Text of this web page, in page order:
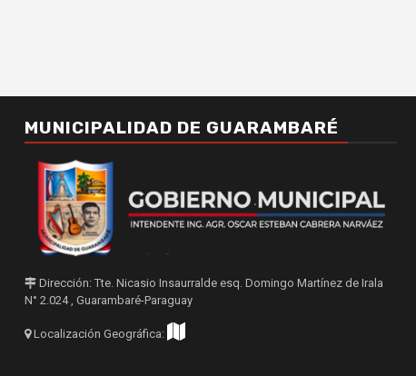
MUNICIPALIDAD DE GUARAMBARÉ
Dirección: Tte. Nicasio Insaurralde esq. Domingo Martínez de Irala
N° 2.024 , Guarambaré-Paraguay
Localización Geográfica: